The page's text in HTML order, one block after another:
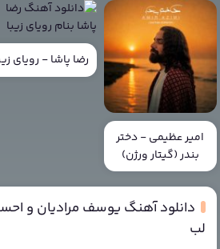
امیر عظیمی - دختر
بندر (گیتار ورژن)
رضا پاشا - رویای
دانلود آهنگ یوسف مرادیان و
لب